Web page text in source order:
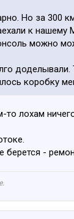
Но за 300
к нашему
можно
доделывали.
коробку
лохам
-